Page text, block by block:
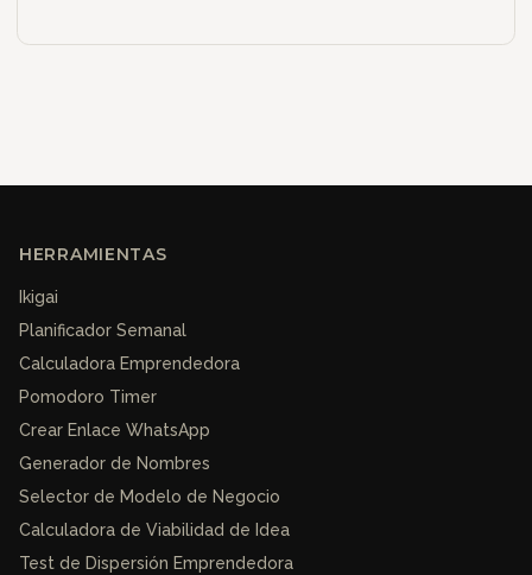
HERRAMIENTAS
Ikigai
Planificador Semanal
Calculadora Emprendedora
Pomodoro Timer
Crear Enlace WhatsApp
Generador de Nombres
Selector de Modelo de Negocio
Calculadora de Viabilidad de Idea
Test de Dispersión Emprendedora